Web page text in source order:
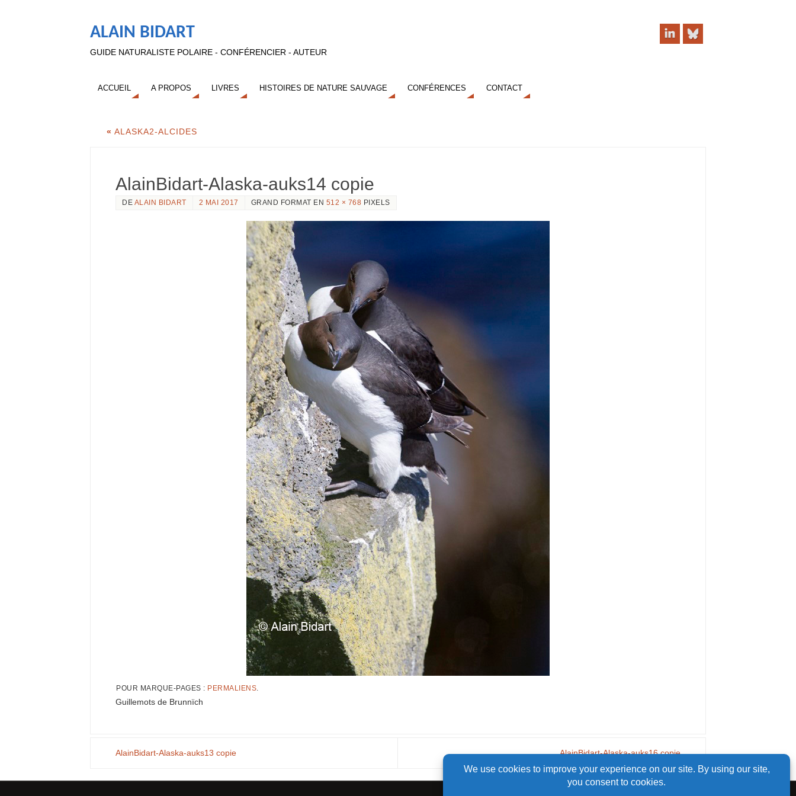
ALAIN BIDART
GUIDE NATURALISTE POLAIRE - CONFÉRENCIER - AUTEUR
ACCUEIL A PROPOS LIVRES HISTOIRES DE NATURE SAUVAGE CONFÉRENCES CONTACT
« ALASKA2-ALCIDES
AlainBidart-Alaska-auks14 copie
DE ALAIN BIDART 2 MAI 2017 GRAND FORMAT EN 512 × 768 PIXELS
POUR MARQUE-PAGES : PERMALIENS
Guillemots de Brunnïch
AlainBidart-Alaska-auks13 copie AlainBidart-Alaska-auks16 copie